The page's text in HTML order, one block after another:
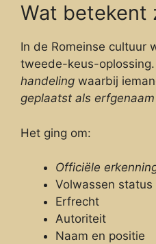
Wat betekent
In de Romeinse cultuur
tweede-keus-
handeling waarbij
geplaatst als
Het ging om:
Officiële
Volwassen status
Erfrecht
Autoriteit
Naam en positie